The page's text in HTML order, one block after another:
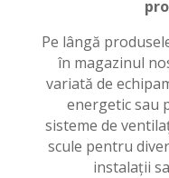
Pe lângă
în magazinul
variată de
energetic sau
sisteme de
scule pentru
instalații